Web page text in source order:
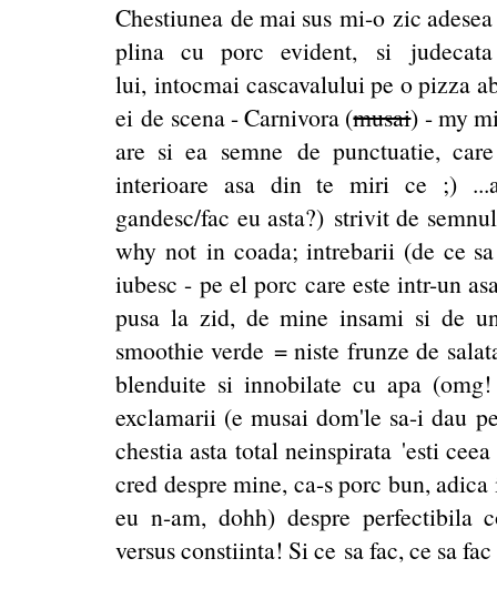
Chestiunea de mai sus mi-o zic
plina cu porc evident, si
lui, intocmai cascavalului pe o pizza
ei de scena - Carnivora (musai) - my
are si ea semne de punctuatie,
interioare asa din te miri ce ;)
gandesc/fac eu asta?) strivit de
why not in coada; intrebarii (de ce
iubesc - pe el porc care este intr-un
pusa la zid, de mine insami si de
smoothie verde = niste frunze de
blenduite si innobilate cu apa
exclamarii (e musai dom'le sa-i dau
chestia asta total neinspirata 'esti
cred despre mine, ca-s porc bun,
eu n-am, dohh) despre perfectibila
versus constiinta! Si ce sa fac, ce sa